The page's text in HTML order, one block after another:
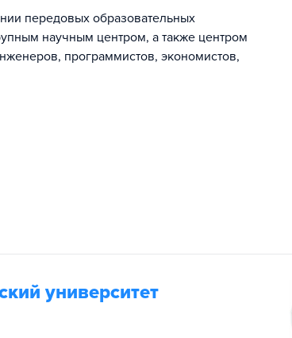
передовых образовательных
научным центром, а также центром
программистов, экономистов,
университет